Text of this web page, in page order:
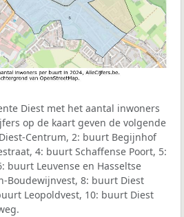
Diest met het aantal inwoners
op de kaart geven de volgende
Centrum, 2: buurt Begijnhof
4: buurt Schaffense Poort, 5:
buurt Leuvense en Hasseltse
Boudewijnvest, 8: buurt Diest
Leopoldvest, 10: buurt Diest